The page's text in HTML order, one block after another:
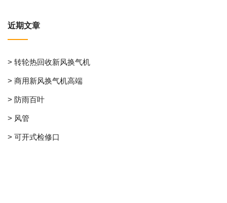
近期文章
> 转轮热回收新风换气机
> 商用新风换气机高端
> 防雨百叶
> 风管
> 可开式检修口